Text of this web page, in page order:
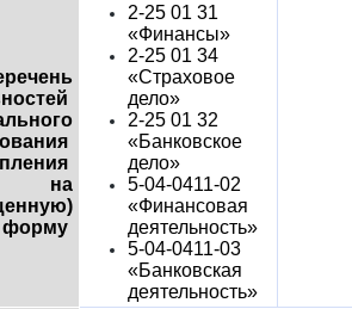
на
форму
2-25 01 31
«Финансы»
2-25 01 34
«Страховое
дело»
2-25 01 32
«Банковское
дело»
5-04-0411-02
«Финансовая
деятельность»
5-04-0411-03
«Банковская
деятельность»